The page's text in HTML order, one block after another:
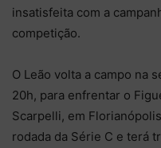
insatisfeita com a
competição.
O Leão volta a campo na
20h, para enfrentar o
Scarpelli, em
rodada da Série C e terá